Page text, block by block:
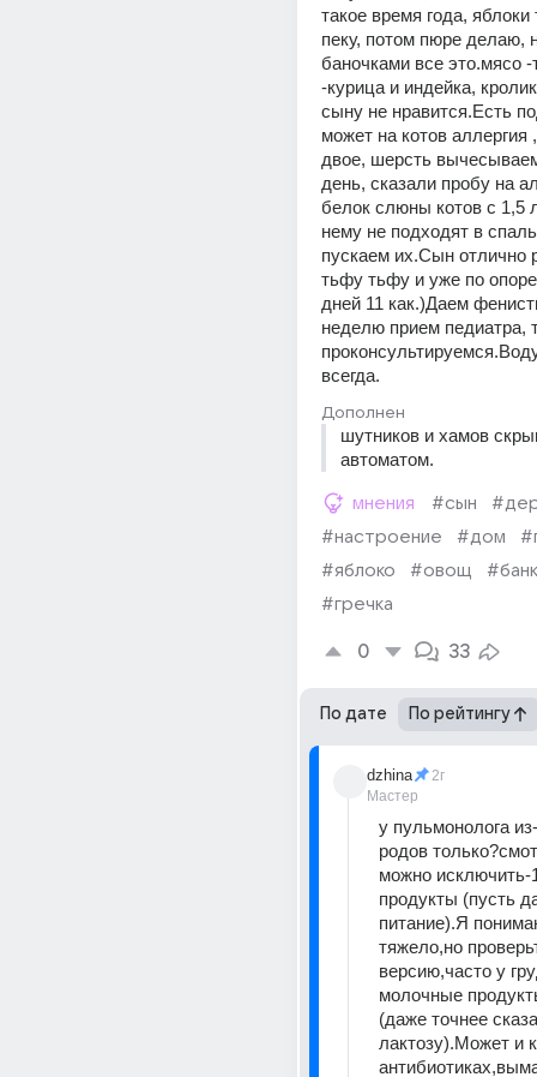
такое время года, яблоки
пеку, потом пюре делаю,
баночками все это.мясо -
-курица и индейка,
сыну не нравится.Есть
может на котов аллергия
двое, шерсть
день, сказали пробу на
белок слюны котов с 1,5
нему не подходят в
пускаем их.Сын отлично
тьфу тьфу и уже по
дней 11 как.)Даем
неделю прием педиатра,
всегда.
Дополнен
шутников и хамов
автоматом.
мнения #сын
#настроение
#дом
#яблоко
#овощ
#банк
#гречка
0 33
По дате По рейтингу
dzhina
Мастер
2г
у пульмонолога
родов
можно исключить-
продукты (пусть
питание).Я
тяжело,но
версию,часто у
молочные
(даже точнее
лактозу).Может и